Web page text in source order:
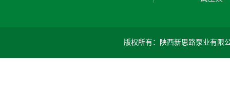
版权所有：陕西新思路泵业